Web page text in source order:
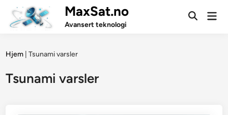
content
MaxSat.no
Avansert teknologi
Open
Hjem |Tsunami varsler
Tsunami varsler